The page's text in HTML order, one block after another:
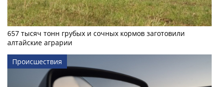
657 тысяч тонн грубых и сочных кормов заготовили
алтайские аграрии
Происшествия